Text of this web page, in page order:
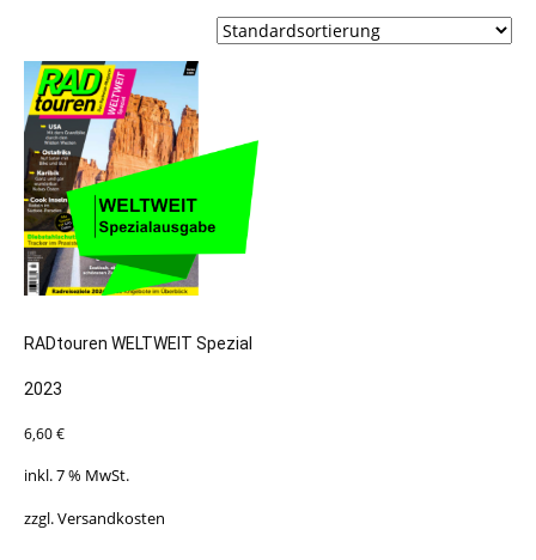
RADtouren WELTWEIT Spezial
2023
6,60€
inkl. 7 % MwSt.
zzgl.Versandkosten